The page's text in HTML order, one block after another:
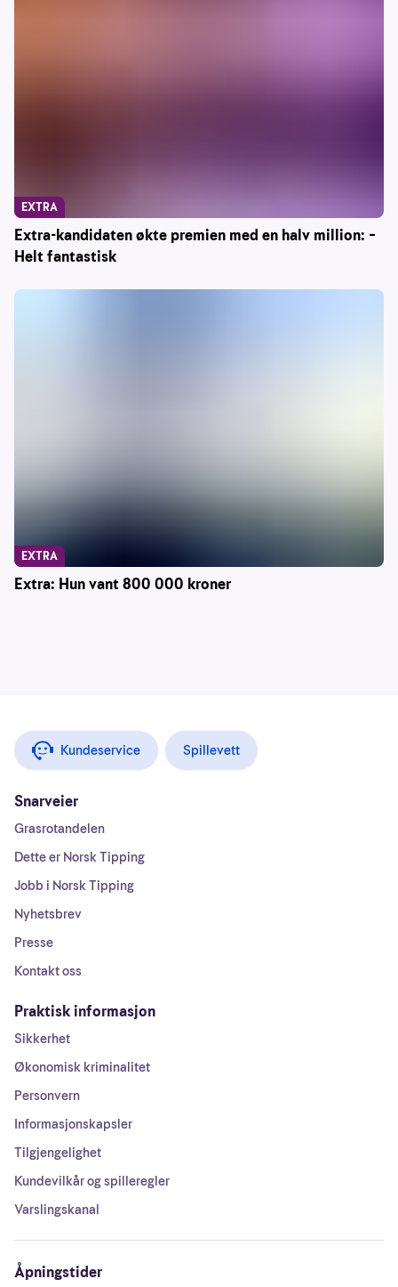
Extra-kandidaten økte premien med en halv million: –
Helt fantastisk
EXTRA
Extra: Hun vant 800 000 kroner
EXTRA
Kundeservice Spillevett
Snarveier
Grasrotandelen
Dette er Norsk Tipping
Jobb i Norsk Tipping
Nyhetsbrev
Presse
Kontakt oss
Praktisk informasjon
Sikkerhet
Økonomisk kriminalitet
Personvern
Informasjonskapsler
Tilgjengelighet
Kundevilkår og spilleregler
Varslingskanal
Åpningstider